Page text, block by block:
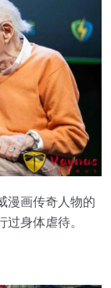
漫画传奇人物的
身体虐待。